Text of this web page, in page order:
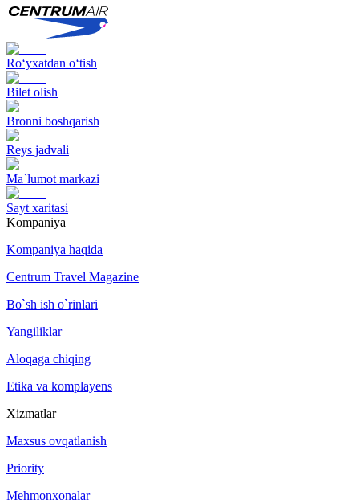
Ro‘yxatdan o‘tish
Bilet olish
Bronni boshqarish
Reys jadvali
Ma`lumot markazi
Sayt xaritasi
Kompaniya
Kompaniya haqida
Centrum Travel Magazine
Bo`sh ish o`rinlari
Yangiliklar
Aloqaga chiqing
Etika va komplayens
Xizmatlar
Maxsus ovqatlanish
Priority
Mehmonxonalar